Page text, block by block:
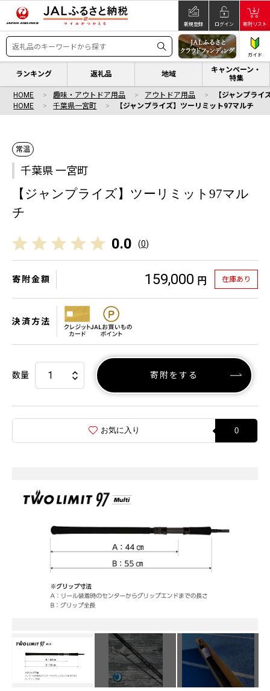
新規登録 ログイン 寄附リスト
ガイド
ランキング 返礼品 地域
キャンペーン・
特集
HOME 趣味・アウトドア用品 アウトドア用品
【ジャンプラ
HOME
千葉県一宮町 【ジャンプライズ】ツーリミット97マルチ
常温
千葉県 一宮町
【ジャンプライズ】ツーリミット97マル
チ
0.0 (0)
寄附金額 159,000 円 在庫あり
決済方法
数量 寄附をする
お気に入り 0